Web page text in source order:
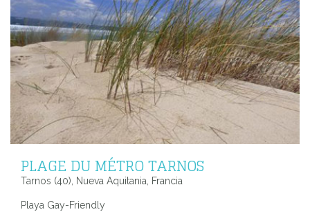
PLAGE DU MÉTRO TARNOS
Tarnos (40), Nueva Aquitania, Francia
Playa Gay-Friendly